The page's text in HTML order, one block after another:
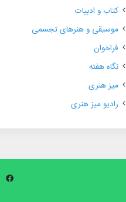
کتاب و ادبیات
موسیقی و هنرهای تجسمی
فراخوان
نگاه هفته
میز هنری
رادیو میز هنری